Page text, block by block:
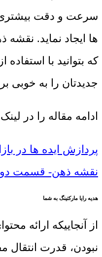
سرعت و دقت بیشتری
ها ایجاد نماید. نقشه
که بتوانید با
جدیدتان را به خوبی
ادامه مقاله را در
پردازش ایده ها در
نقشه ذهن- قسمت
هدیه رایا مارکتینگ به شما
از آنجاییکه ارائه
نبودن، قدرت